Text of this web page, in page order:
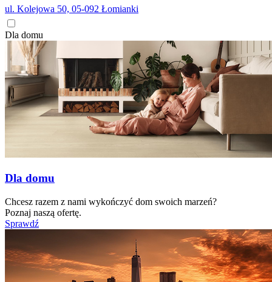
ul. Kolejowa 50, 05-092 Łomianki
Dla domu
Dla domu
Chcesz razem z nami wykończyć dom swoich marzeń?
Poznaj naszą ofertę.
Sprawdź